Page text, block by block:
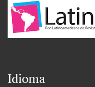
Idioma